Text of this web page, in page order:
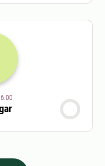
28-09 07:00